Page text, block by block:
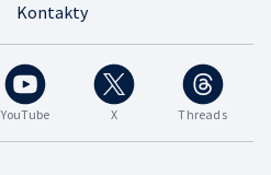
YouTube X Threads
Kontakty